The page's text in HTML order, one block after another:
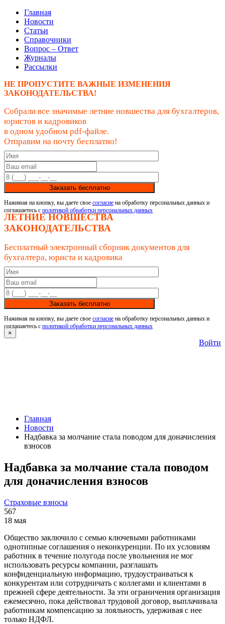
Главная
Новости
Статьи
Справочники
Вопрос – Ответ
Журналы
Рассылки
НЕ ПРОПУСТИТЕ ВАЖНЫЕ ИЗМЕНЕНИЯ
ЗАКОНОДАТЕЛЬСТВА!
Собрали все значимые летние новшества для бухгалтеров,
юристов и кадровиков
в одном удобном pdf-файле.
Отправим на почту бесплатно!
Заказать бесплатно
Нажимая на кнопку, вы даете свое согласие на обработку персональных данных и
соглашаетесь с политикой обработки персональных данных
ЛЕТНИЕ НОВШЕСТВА
ЗАКОНОДАТЕЛЬСТВА
Бесплатный электронный сборник документов для
бухгалтера, юриста и кадровика
Заказать бесплатно
Нажимая на кнопку, вы даете свое согласие на обработку персональных данных и
соглашаетесь с политикой обработки персональных данных
×
Войти
Главная
Новости
Надбавка за молчание стала поводом для доначисления
взносов
Надбавка за молчание стала поводом
для доначисления взносов
Страховые взносы
567
18 мая
Общество заключило с семью ключевыми работниками
однотипные соглашения о неконкуренции. По их условиям
работник в течение полугода после увольнения не мог
использовать ресурсы компании, разглашать
конфиденциальную информацию, трудоустраиваться к
конкурентам или сотрудничать с коллегами и клиентами в
прежней сфере деятельности. За эти ограничения организация
ежемесячно, пока действовал трудовой договор, выплачивала
работникам компенсацию за лояльность, удерживая с нее
только НДФЛ.